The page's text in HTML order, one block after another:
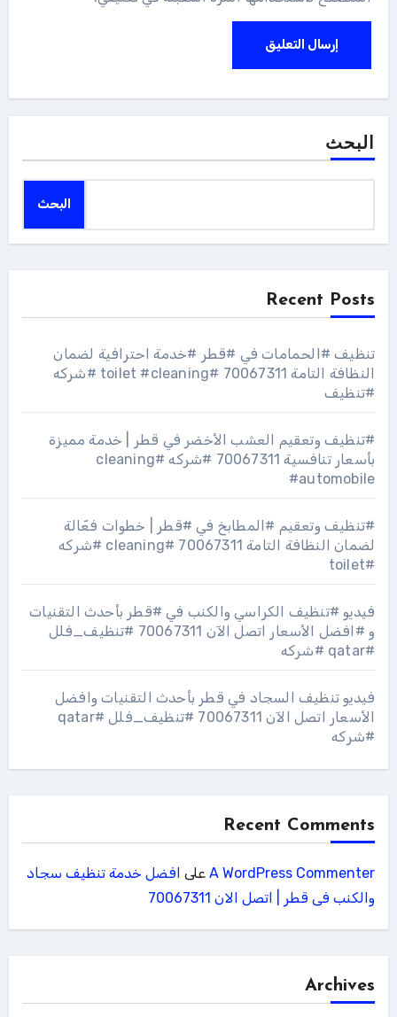
البحث
البحث
Recent Posts
تنظيف #الحمامات في #قطر #خدمة احترافية لضمان
النظافة التامة 70067311 #toilet #cleaning #شركه
#تنظيف
#تنظيف وتعقيم العشب الأخضر في قطر | خدمة مميزة
بأسعار تنافسية 70067311 #شركه #cleaning
#automobile
#تنظيف وتعقيم #المطابخ في #قطر | خطوات فعّالة
لضمان النظافة التامة 70067311 #cleaning #شركه
#toilet
فيديو #تنظيف الكراسي والكنب في #قطر بأحدث التقنيات
و #افضل الأسعار اتصل الآن 70067311 #تنظيف_فلل
#qatar #شركه
فيديو تنظيف السجاد في قطر بأحدث التقنيات وافضل
الأسعار اتصل الآن 70067311 #تنظيف_فلل #qatar
#شركه
Recent Comments
A WordPress Commenterعلى افضل خدمة تنظيف سجاد
والكنب فى قطر | اتصل الان 70067311
Archives